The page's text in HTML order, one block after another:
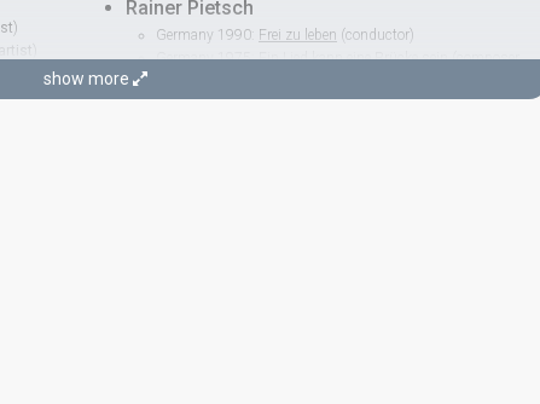
)
Rainer Pietsch
Germany 1990: Frei zu leben (conductor)
Germany 1975:Ein Lied kann eine Brücke sein(composer,
show more